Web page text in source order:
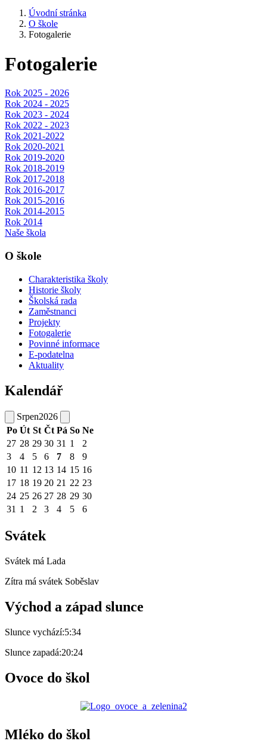
Úvodní stránka
O škole
Fotogalerie
Fotogalerie
Rok 2025 - 2026
Rok 2024 - 2025
Rok 2023 - 2024
Rok 2022 - 2023
Rok 2021-2022
Rok 2020-2021
Rok 2019-2020
Rok 2018-2019
Rok 2017-2018
Rok 2016-2017
Rok 2015-2016
Rok 2014-2015
Rok 2014
Naše škola
O škole
Charakteristika školy
Historie školy
Školská rada
Zaměstnanci
Projekty
Fotogalerie
Povinné informace
E-podatelna
Aktuality
Kalendář
Srpen2026
Po Út St Čt Pá So Ne
27 28 29 30 31 1
2
3
4 5 6 7 8
9
10 11 12 13 14 15 16
17 18 19 20 21 22 23
24 25 26 27 28 29 30
31 1 2 3 4 5 6
Svátek
Svátek má Lada
Zítra má svátek Soběslav
Východ a západ slunce
Slunce vychází:5:34
Slunce zapadá:20:24
Ovoce do škol
Mléko do škol